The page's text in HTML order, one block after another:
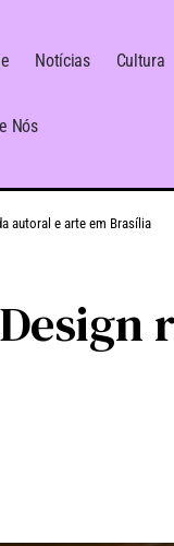
Notícias Cultura
Nós
autoral e arte em Brasília